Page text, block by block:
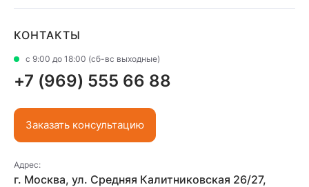
КОНТАКТЫ
с 9:00 до 18:00 (сб-вс выходные)
+7 (969) 555 66 88
Заказать консультацию
Адрес:
г. Москва, ул. Средняя Калитниковская 26/27,